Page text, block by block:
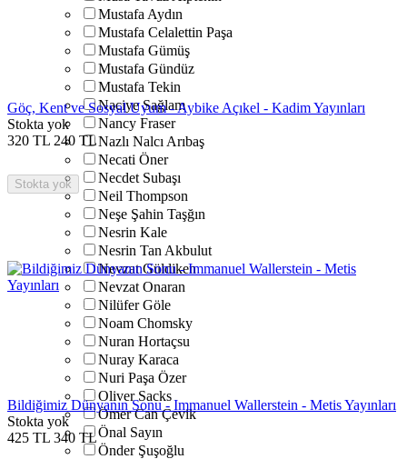
Mustafa Aydın
Mustafa Celalettin Paşa
Mustafa Gümüş
Mustafa Gündüz
Mustafa Tekin
Naciye Sağlam
Nancy Fraser
Nazlı Nalcı Arıbaş
Necati Öner
Necdet Subaşı
Neil Thompson
Neşe Şahin Taşğın
Nesrin Kale
Nesrin Tan Akbulut
Nevzat Güldiken
Nevzat Onaran
Nilüfer Göle
Noam Chomsky
Nuran Hortaçsu
Nuray Karaca
Nuri Paşa Özer
Oliver Sacks
Ömer Can Çevik
Önal Sayın
Önder Şuşoğlu
Göç, Kent ve Sosyal Uyum - Aybike Açıkel - Kadim Yayınları
Stokta yok
320 TL 240 TL
Stokta yok
Bildiğimiz Dünyanın Sonu - Immanuel Wallerstein - Metis Yayınları
Stokta yok
425 TL 340 TL